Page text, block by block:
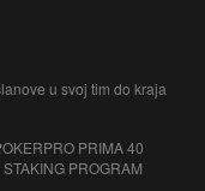
u svoj tim do kraja
PRIMA 40
PROGRAM